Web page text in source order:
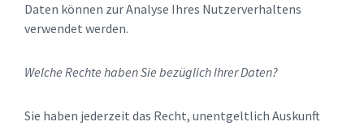
Daten können zur Analyse Ihres Nutzerverhaltens
verwendet werden.
Welche Rechte haben Sie bezüglich Ihrer Daten?
Sie haben jederzeit das Recht, unentgeltlich Auskunft